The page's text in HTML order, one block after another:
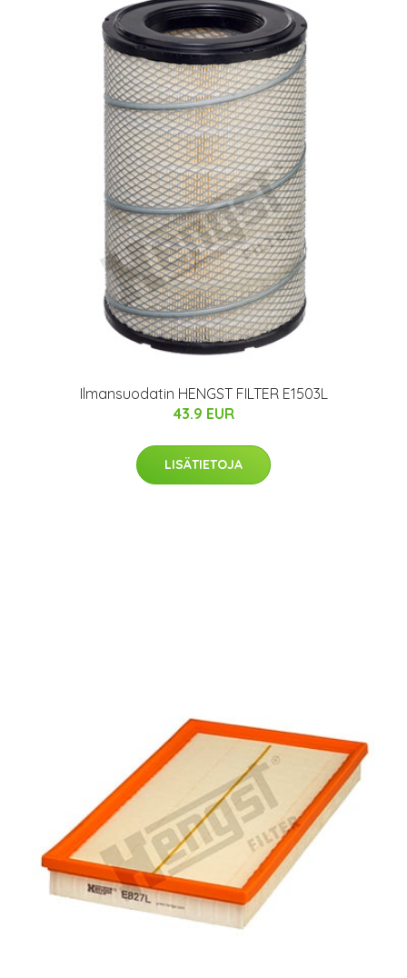
Ilmansuodatin HENGST FILTER E1503L
43.9 EUR
LISÄTIETOJA